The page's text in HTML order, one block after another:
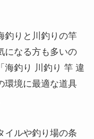
釣りと川釣りの竿
になる方も多いの
海釣り 川釣り 竿 違
環境に最適な道具
イルや釣り場の条